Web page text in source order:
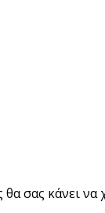
σας κάνει